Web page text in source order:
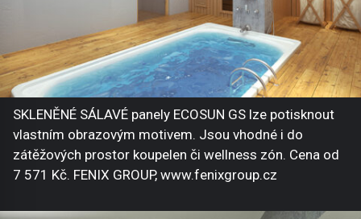
SKLENĚNÉ SÁLAVÉ panely ECOSUN GS lze potisknout
vlastním obrazovým motivem. Jsou vhodné i do
zátěžových prostor koupelen či wellness zón. Cena od
7 571 Kč. FENIX GROUP, www.fenixgroup.cz